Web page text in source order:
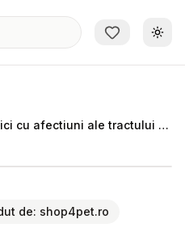
Hrana dietetica pentru pisici cu afectiuni ale tractului urinar inferior Vet Expert Urinary Cat, 6 kg
de: shop4pet.ro